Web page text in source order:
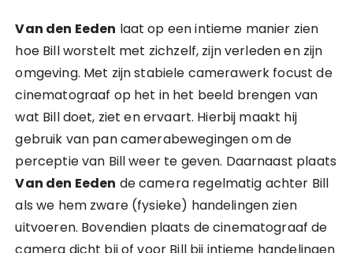
Van den Eeden laat op een intieme manier zien
hoe Bill worstelt met zichzelf, zijn verleden en zijn
omgeving. Met zijn stabiele camerawerk focust de
cinematograaf op het in het beeld brengen van
wat Bill doet, ziet en ervaart. Hierbij maakt hij
gebruik van pan camerabewegingen om de
perceptie van Bill weer te geven. Daarnaast plaats
Van den Eeden de camera regelmatig achter Bill
als we hem zware (fysieke) handelingen zien
uitvoeren. Bovendien plaats de cinematograaf de